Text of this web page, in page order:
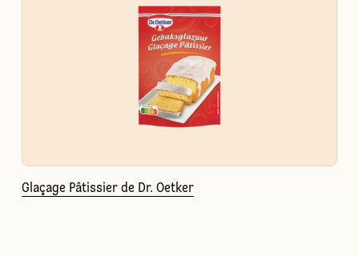
Glaçage Pâtissier de Dr. Oetker